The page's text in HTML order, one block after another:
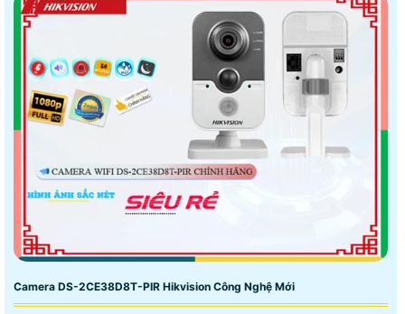
Camera DS-2CE38D8T-PIR Hikvision Công Nghệ Mới